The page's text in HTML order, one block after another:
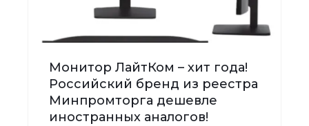
Монитор ЛайтКом – хит года!
Российский бренд из реестра
Минпромторга дешевле
иностранных аналогов!